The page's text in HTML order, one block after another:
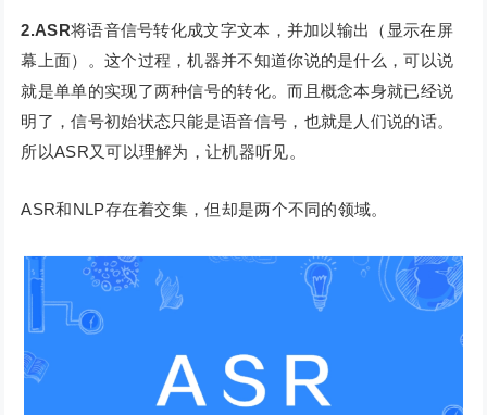
2.ASR将语音信号转化成文字文本，并加以输出（显示在屏
幕上面）。这个过程，机器并不知道你说的是什么，可以说
就是单单的实现了两种信号的转化。而且概念本身就已经说
明了，信号初始状态只能是语音信号，也就是人们说的话。
所以ASR又可以理解为，让机器听见。
ASR和NLP存在着交集，但却是两个不同的领域。